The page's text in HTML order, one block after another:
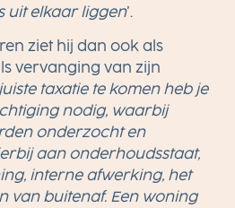
uit elkaar liggen’.
ziet hij dan ook als
vervanging van zijn
taxatie te komen heb je
nodig, waarbij
onderzocht en
aan onderhoudsstaat,
interne afwerking, het
van buitenaf. Een woning